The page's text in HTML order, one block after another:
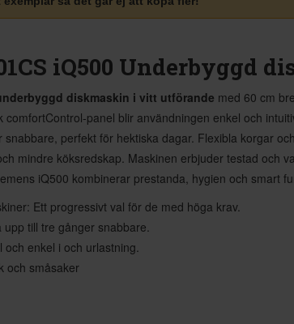
iQ500 Underbyggd
diskmaskin i vitt utförande med 60 cm
panel blir användningen enkel och
perfekt för hektiska dagar. Flexibla korgar
mindre köksredskap. Maskinen erbjuder testad och
iQ500 kombinerar prestanda, hygien och smart
Ett progressivt val för de med höga krav.
till tre gånger snabbare.
enkel i och urlastning.
och småsaker